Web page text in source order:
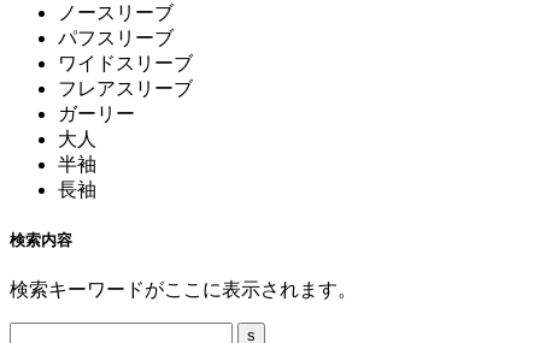
ノースリーブ
パフスリーブ
ワイドスリーブ
フレアスリーブ
ガーリー
大人
半袖
長袖
検索内容
検索キーワードがここに表示されます。